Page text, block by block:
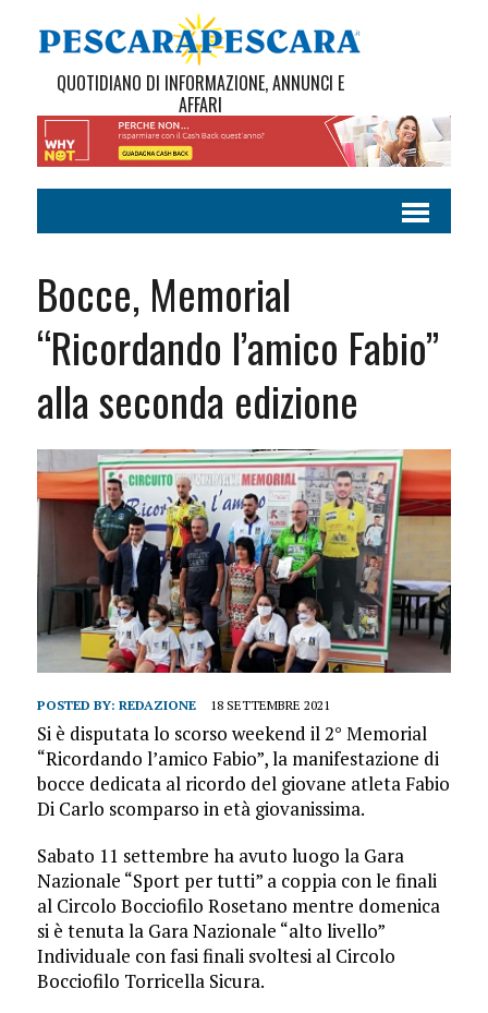
QUOTIDIANO DI INFORMAZIONE, ANNUNCI E
AFFARI
Bocce, Memorial
“Ricordando l’amico Fabio”
alla seconda edizione
POSTED BY: REDAZIONE 18 SETTEMBRE 2021
Si è disputata lo scorso weekend il 2° Memorial
“Ricordando l’amico Fabio”, la manifestazione di
bocce dedicata al ricordo del giovane atleta Fabio
Di Carlo scomparso in età giovanissima.
Sabato 11 settembre ha avuto luogo la Gara
Nazionale “Sport per tutti” a coppia con le finali
al Circolo Bocciofilo Rosetano mentre domenica
si è tenuta la Gara Nazionale “alto livello”
Individuale con fasi finali svoltesi al Circolo
Bocciofilo Torricella Sicura.